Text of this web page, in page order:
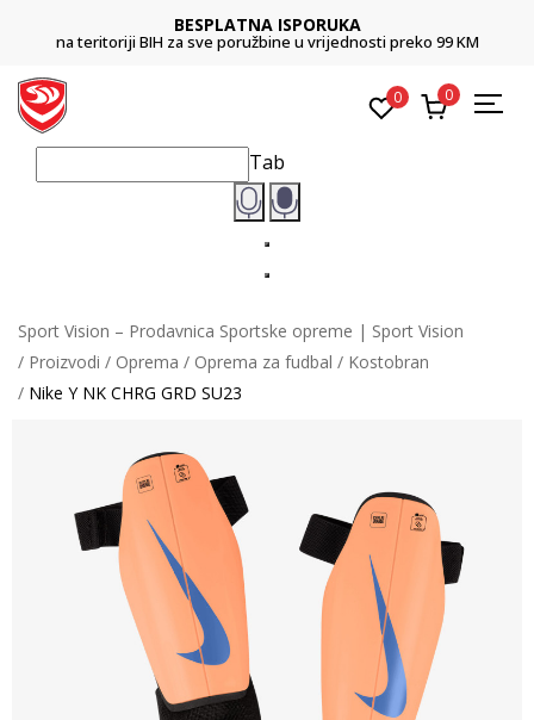
BESPLATNA ISPORUKA
na teritoriji BIH za sve poružbine u vrijednosti preko 99 KM
0 0
Tab
Sport Vision – Prodavnica Sportske opreme | Sport Vision
Proizvodi
Oprema Oprema za fudbal
Kostobran
Nike Y NK CHRG GRD SU23